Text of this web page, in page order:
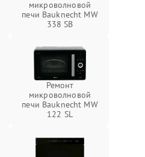
микроволновой
печи Bauknecht MW
338 SB
Ремонт
микроволновой
печи Bauknecht MW
122 SL